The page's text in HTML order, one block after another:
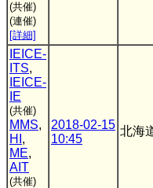
(共催)
(連催)
[詳細]
IEICE-
ITS,
IEICE-
IE
(共催)
MMS,
HI ,
ME,
AIT
(共催)
2018-02-15
10:45
北海